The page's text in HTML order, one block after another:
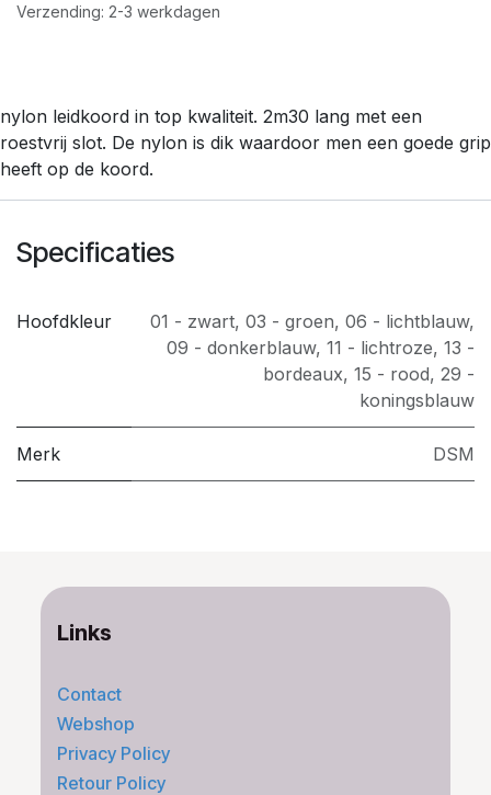
Verzending: 2-3 werkdagen
nylon leidkoord in top kwaliteit. 2m30 lang met een
roestvrij slot. De nylon is dik waardoor men een goede grip
heeft op de koord.
Specificaties
Hoofdkleur 01 - zwart, 03 - groen, 06 - lichtblauw,
09 - donkerblauw, 11 - lichtroze, 13 -
bordeaux, 15 - rood, 29 -
koningsblauw
Merk DSM
Links
Contact
Webshop
Privacy Policy
Retour Policy